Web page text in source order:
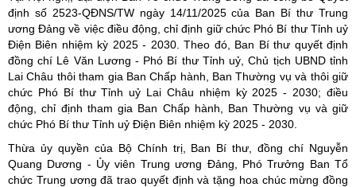
định số 2523-QĐNS/TW ngày 14/11/2025 của Ban Bí thư Trung
ương Đảng về việc điều động, chỉ định giữ chức Phó Bí thư Tỉnh uỷ
Điện Biên nhiệm kỳ 2025 - 2030. Theo đó, Ban Bí thư quyết định
đồng chí Lê Văn Lương - Phó Bí thư Tỉnh uỷ, Chủ tịch UBND tỉnh
Lai Châu thôi tham gia Ban Chấp hành, Ban Thường vụ và thôi giữ
chức Phó Bí thư Tỉnh uỷ Lai Châu nhiệm kỳ 2025 - 2030; điều
động, chỉ định tham gia Ban Chấp hành, Ban Thường vụ và giữ
chức Phó Bí thư Tỉnh uỷ Điện Biên nhiệm kỳ 2025 - 2030.
Thừa ủy quyền của Bộ Chính trị, Ban Bí thư, đồng chí Nguyễn
Quang Dương - Ủy viên Trung ương Đảng, Phó Trưởng Ban Tổ
chức Trung ương đã trao quyết định và tặng hoa chúc mừng đồng